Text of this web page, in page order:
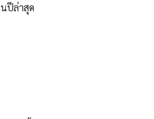
ปีล่าสุด